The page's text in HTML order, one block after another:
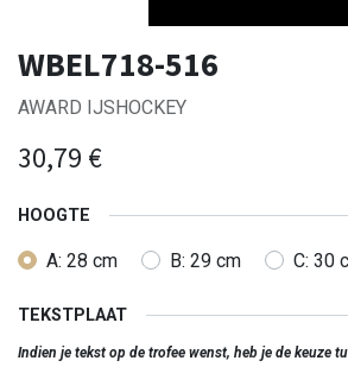
WBEL718-516
AWARD IJSHOCKEY
30,79 €
HOOGTE
A: 28 cm B: 29 cm C: 30
TEKSTPLAAT
Indien je tekst op de trofee wenst, heb je de keuze